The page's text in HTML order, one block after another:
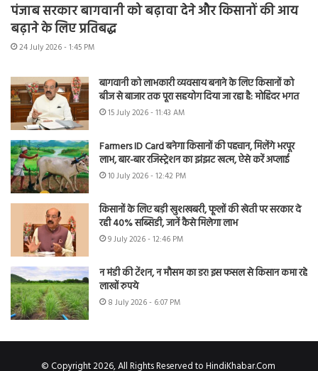
पंजाब सरकार बागवानी को बढ़ावा देने और किसानों की आय
बढ़ाने के लिए प्रतिबद्ध
24 July 2026 - 1:45 PM
बागवानी को लाभकारी व्यवसाय बनाने के लिए किसानों को
बीज से बाजार तक पूरा सहयोग दिया जा रहा है: मोहिंदर भगत
15 July 2026 - 11:43 AM
Farmers ID Card बनेगा किसानों की पहचान, मिलेंगे भरपूर
लाभ, बार-बार रजिस्ट्रेशन का झंझट खत्म, ऐसे करें अप्लाई
10 July 2026 - 12:42 PM
किसानों के लिए बड़ी खुशखबरी, फूलों की खेती पर सरकार दे
रही 40% सब्सिडी, जानें कैसे मिलेगा लाभ
9 July 2026 - 12:46 PM
न मंडी की टेंशन, न मौसम का डर! इस फसल से किसान कमा रहे
लाखों रुपये
8 July 2026 - 6:07 PM
© Copyright 2026, All Rights Reserved to HindiKhabar.Com